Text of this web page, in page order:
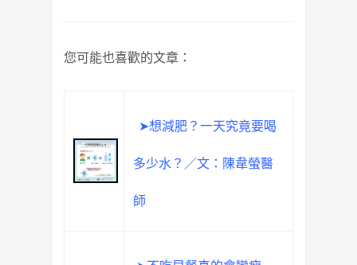
您可能也喜歡的文章：
➤想減肥？一天究竟要喝
多少水？／文：陳韋螢醫
師